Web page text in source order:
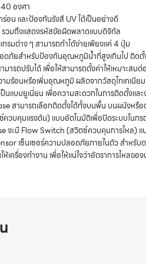
องศา
อน และป้องกันรังสี UV ได้เป็นอย่างดี
วมถึงแสดงรหัสข้อผิดพลาดแบบดิจิทัล
กรมต่าง ๆ สามารถทำได้ง่ายเพียงแค่ 4 ปุ่ม
ภัยสำหรับป้องกันอุณหภูมิน้ำที่สูงเกินไป ติดตั้
ารถปรับได้ เพื่อให้สามารถตั้งค่าให้เหมาะสม
มร้อนหรือเพิ่มอุณหภูมิ ผลิตจากวัสดุไทเทเนียม
นแบบยูเนี่ยน เพื่อความสะดวกในการติดตั้งแล
สามารถเลือกติดตั้งได้ทั้งบนพื้น บนผนังหรื
วบคุมแรงดัน) แบบอัตโนมัติเพื่อปิดระบบในก
จะมี Flow Switch (สวิตซ์ควบคุมการไหล)
เซ็นเซอร์ความปลอดภัยภายในตัว สำหรั
เครื่องทำงาน เพื่อให้แน่ใจว่าอัตราการไหลข